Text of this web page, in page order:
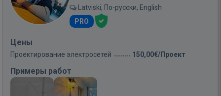
Latviski, По-русски, English
PRO
Цены
Проектирование электросетей 150,00€/Проект
Примеры работ